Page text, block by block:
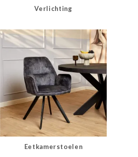
Verlichting
Eetkamerstoelen